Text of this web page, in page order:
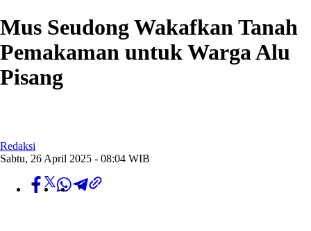
Mus Seudong Wakafkan Tanah
Pemakaman untuk Warga Alu
Pisang
Redaksi
Sabtu, 26 April 2025 - 08:04 WIB